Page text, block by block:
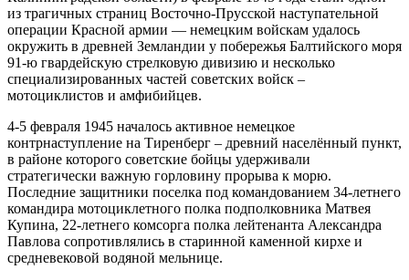
из трагичных страниц Восточно-Прусской наступательной
операции Красной армии — немецким войскам удалось
окружить в древней Земландии у побережья Балтийского моря
91-ю гвардейскую стрелковую дивизию и несколько
специализированных частей советских войск –
мотоциклистов и амфибийцев.
4-5 февраля 1945 началось активное немецкое
контрнаступление на Тиренберг – древний населённый пункт,
в районе которого советские бойцы удерживали
стратегически важную горловину прорыва к морю.
Последние защитники поселка под командованием 34-летнего
командира мотоциклетного полка подполковника Матвея
Купина, 22-летнего комсорга полка лейтенанта Александра
Павлова сопротивлялись в старинной каменной кирхе и
средневековой водяной мельнице.